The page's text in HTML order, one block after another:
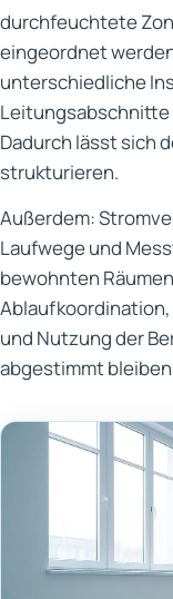
durchfeuchtete
eingeordnet
unterschiedliche
Dadurch lässt sich
strukturieren.
Außerdem:
Laufwege und
bewohnten
und Nutzung der
abgestimmt